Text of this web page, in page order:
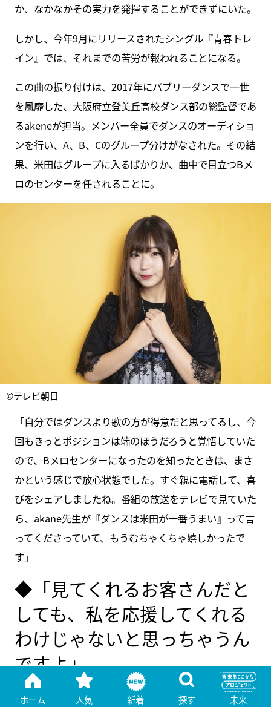
か、なかなかその実力を発揮することができずにいた。
しかし、今年9月にリリースされたシングル『青春トレ
イン』では、それまでの苦労が報われることになる。
この曲の振り付けは、2017年にバブリーダンスで一世
を風靡した、大阪府立登美丘高校ダンス部の総監督であ
るakeneが担当。メンバー全員でダンスのオーディショ
ンを行い、A、B、Cのグループ分けがなされた。その結
果、米田はグループに入るばかりか、曲中で目立つBメ
ロのセンターを任されることに。
©テレビ朝日
「自分ではダンスより歌の方が得意だと思ってるし、今
回もきっとポジションは端のほうだろうと覚悟していた
ので、Bメロセンターになったのを知ったときは、まさ
かという感じで放心状態でした。すぐ親に電話して、喜
びをシェアしましたね。番組の放送をテレビで見ていた
ら、akane先生が『ダンスは米田が一番うまい』って言
ってくださっていて、もうむちゃくちゃ嬉しかったで
す」
◆「見てくれるお客さんだと
しても、私を応援してくれる
わけじゃないと思っちゃうん
ですよ」
培ってきたパフォーマンス力がようやく評価された形だ
ホーム 人気 新着 探す 未来